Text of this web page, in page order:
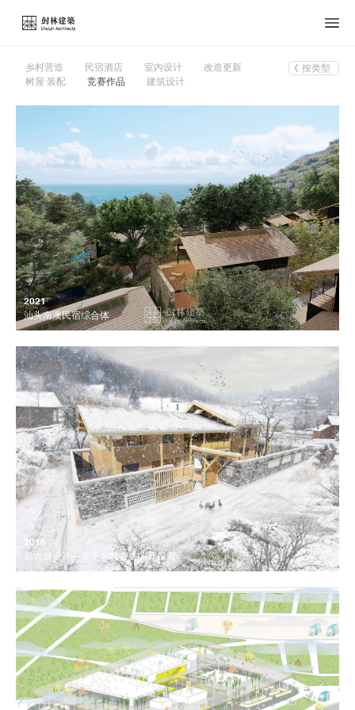
按类型
乡村营造 民宿酒店 室内设计
改造更新
树屋·装配
竞赛作品 建筑设计
2021
汕头南澳民宿综合体
2015
新农居设计—关于乡村营造的新探索